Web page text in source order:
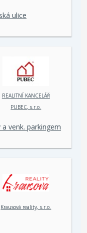
ulice
REALITNÍ KANCELÁŘ
PUBEC, s.r.o.
venk. parkingem
Krausová reality, s.r.o.